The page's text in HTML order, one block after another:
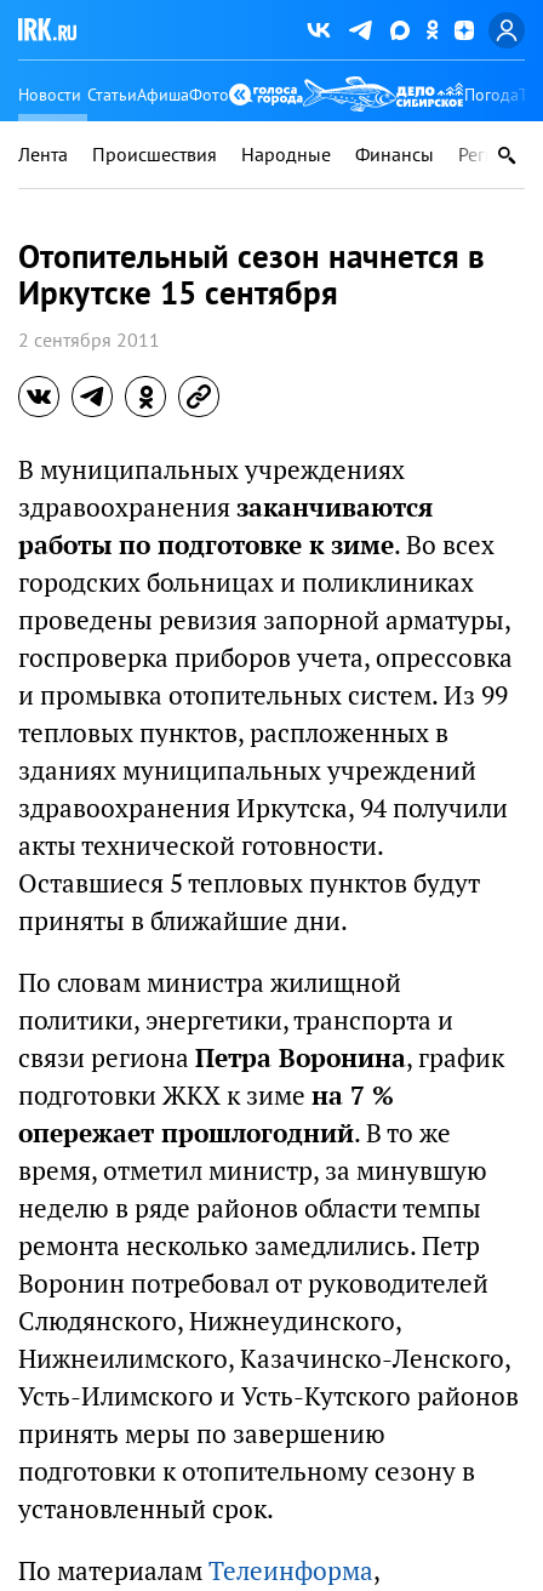
Новости СтатьиАфишаФото Погода
Лента Происшествия Народные Финансы Регионы
Отопительный сезон начнется в
Иркутске 15 сентября
2 сентября 2011
В муниципальных учреждениях
здравоохранениязаканчиваются
работы по подготовке к зиме. Во всех
городских больницах и поликлиниках
проведены ревизия запорной арматуры,
госпроверка приборов учета, опрессовка
и промывка отопительных систем. Из 99
тепловых пунктов, распложенных в
зданиях муниципальных учреждений
здравоохранения Иркутска, 94 получили
акты технической готовности.
Оставшиеся 5 тепловых пунктов будут
приняты в ближайшие дни.
По словам министра жилищной
политики, энергетики, транспорта и
связи региона Петра Воронина, график
подготовки ЖКХ к зиме на 7 %
опережает прошлогодний. В то же
время, отметил министр, за минувшую
неделю в ряде районов области темпы
ремонта несколько замедлились. Петр
Воронин потребовал от руководителей
Слюдянского, Нижнеудинского,
Нижнеилимского, Казачинско-Ленского,
Усть-Илимского и Усть-Кутского районов
принять меры по завершению
подготовки к отопительному сезону в
установленный срок.
По материаламТелеинформа,